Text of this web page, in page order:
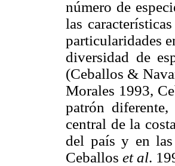
número de
las
particularidades
diversidad de
(Ceballos &
Morales 1993,
patrón
central de la
del país y en
Ceballos et al.